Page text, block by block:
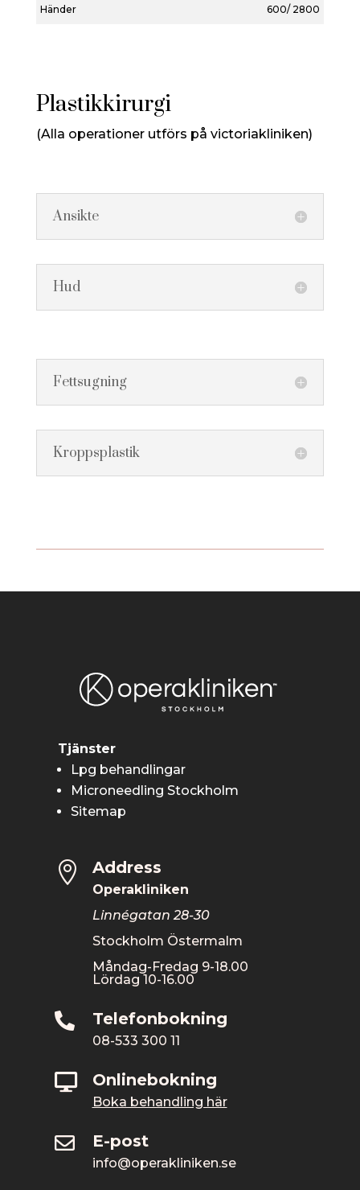
Händer 600/ 2800
Plastikkirurgi
(Alla operationer utförs på victoriakliniken)
Ansikte
Hud
Fettsugning
Kroppsplastik
Tjänster
Lpg behandlingar
Microneedling Stockholm
Sitemap
 Address
Operakliniken
Linnégatan 28-30
Stockholm Östermalm
Måndag-Fredag 9-18.00
Lördag 10-16.00
 Telefonbokning
08-533 300 11
 Onlinebokning
Boka behandling här
 E-post
info@operakliniken.se